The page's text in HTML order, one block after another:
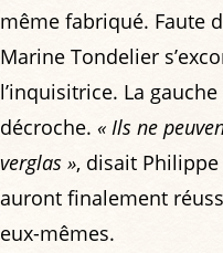
même fabriqué. Faute
Marine Tondelier
l’inquisitrice. La
décroche. « Ils ne
verglas », disait
auront finalement
eux-mêmes.